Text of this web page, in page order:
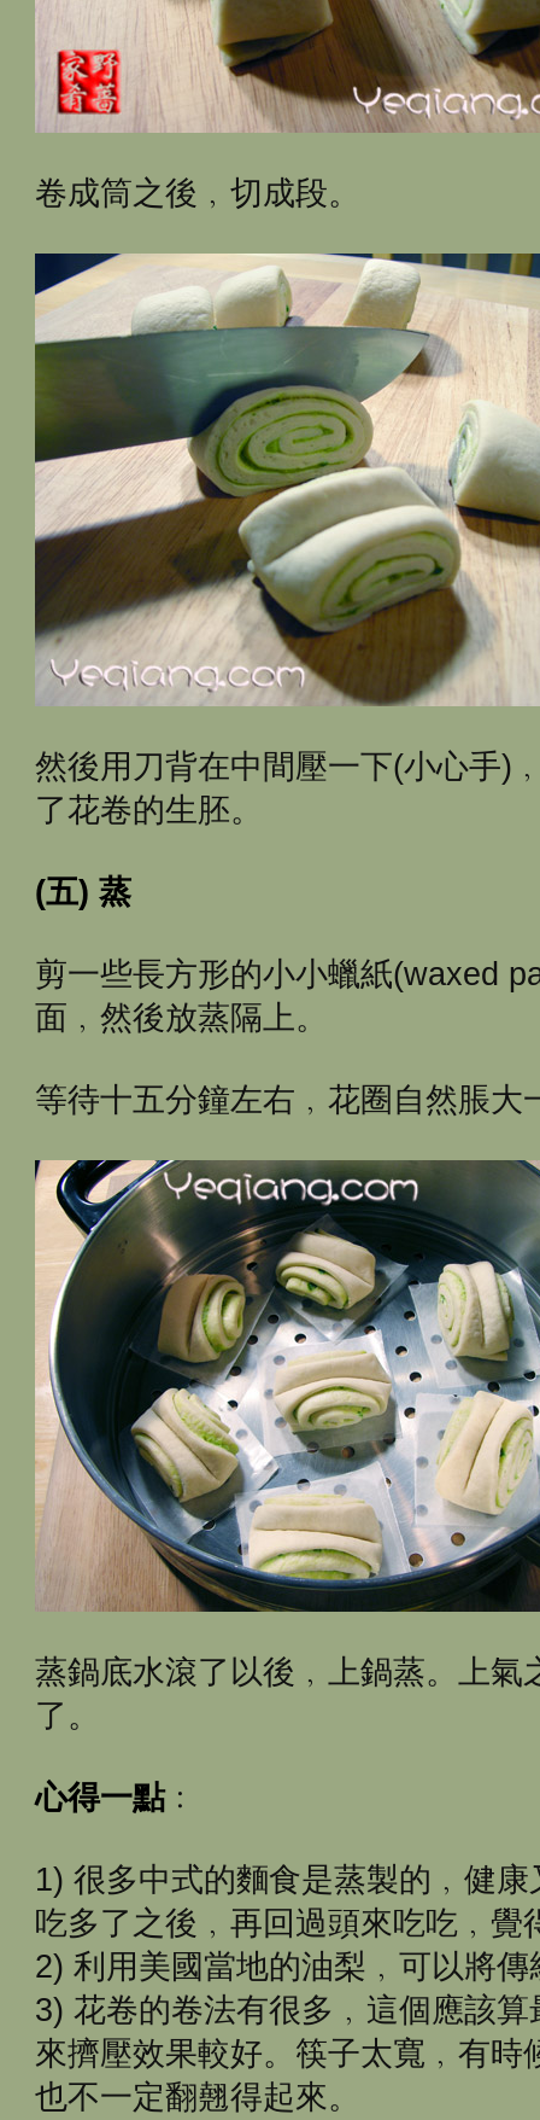
卷成筒之後﹐切成段。
然後用刀背在中間壓一下(小心手
了花卷的生胚。
(五) 蒸
剪一些長方形的小小蠟紙(waxed
面﹐然後放蒸隔上。
等待十五分鐘左右﹐花圈自然脹大
蒸鍋底水滾了以後﹐上鍋蒸。上氣
了。
心得一點﹕
1) 很多中式的麵食是蒸製的﹐健
吃多了之後﹐再回過頭來吃吃﹐覺
2) 利用美國當地的油梨﹐可以將
3) 花卷的卷法有很多﹐這個應該
來擠壓效果較好。筷子太寬﹐有時
也不一定翻翹得起來。